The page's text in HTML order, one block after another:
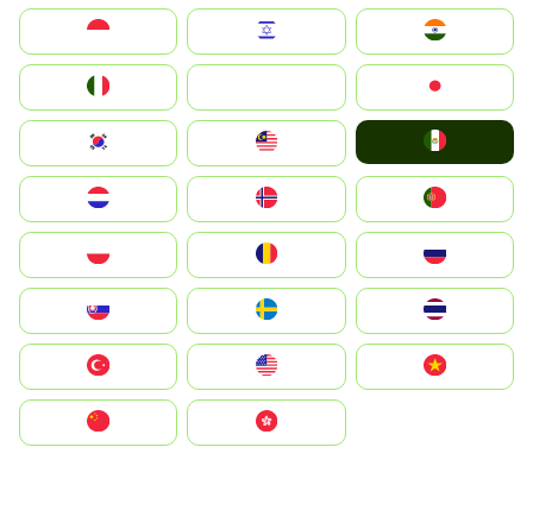
South Korea
United States
中國香港特別行政區